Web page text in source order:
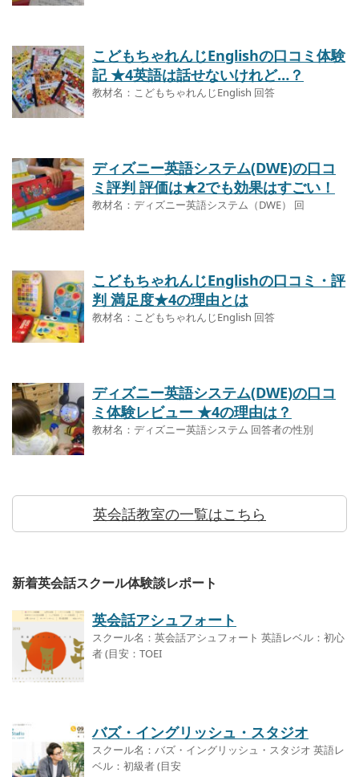
こどもちゃれんじEnglishの口コミ体験
記 ★4英語は話せないけれど…？
教材名：こどもちゃれんじEnglish 回答
ディズニー英語システム(DWE)の口コ
ミ評判 評価は★2でも効果はすごい！
教材名：ディズニー英語システム（DWE） 回
こどもちゃれんじEnglishの口コミ・評
判 満足度★4の理由とは
教材名：こどもちゃれんじEnglish 回答
ディズニー英語システム(DWE)の口コ
ミ体験レビュー ★4の理由は？
教材名：ディズニー英語システム 回答者の性別
英会話教室の一覧はこちら
新着英会話スクール体験談レポート
英会話アシュフォート
スクール名：英会話アシュフォート 英語レベル：初心
者 (目安：TOEI
バズ・イングリッシュ・スタジオ
スクール名：バズ・イングリッシュ・スタジオ 英語レ
ベル：初級者 (目安